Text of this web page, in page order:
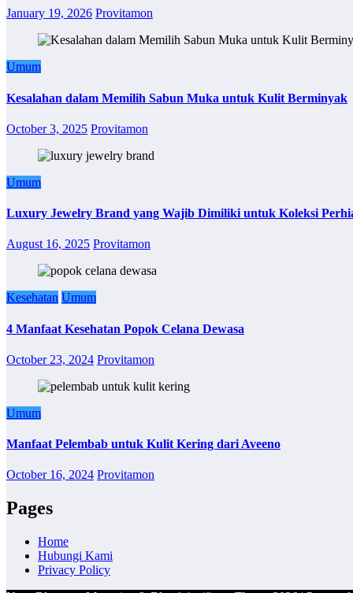
January 19, 2026 Provitamon
Umum
Kesalahan dalam Memilih Sabun Muka untuk Kulit Berminyak
October 3, 2025 Provitamon
Umum
Luxury Jewelry Brand yang Wajib Dimiliki untuk Koleksi
August 16, 2025 Provitamon
Kesehatan Umum
4 Manfaat Kesehatan Popok Celana Dewasa
October 23, 2024 Provitamon
Umum
Manfaat Pelembab untuk Kulit Kering dari Aveeno
October 16, 2024 Provitamon
Pages
Home
Hubungi Kami
Privacy Policy